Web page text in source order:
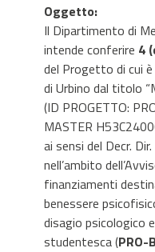
Oggetto:
Il Dipartimento di
intende conferire 4
del Progetto di cui è
di Urbino dal titolo
(ID PROGETTO:
MASTER
ai sensi del Decr.
nell’ambito
finanziamenti
benessere
disagio psicologico
studentesca (PRO-